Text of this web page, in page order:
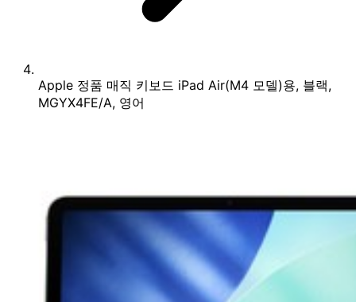
Apple 정품 매직 키보드 iPad Air(M4 모델)용, 블랙,
MGYX4FE/A, 영어